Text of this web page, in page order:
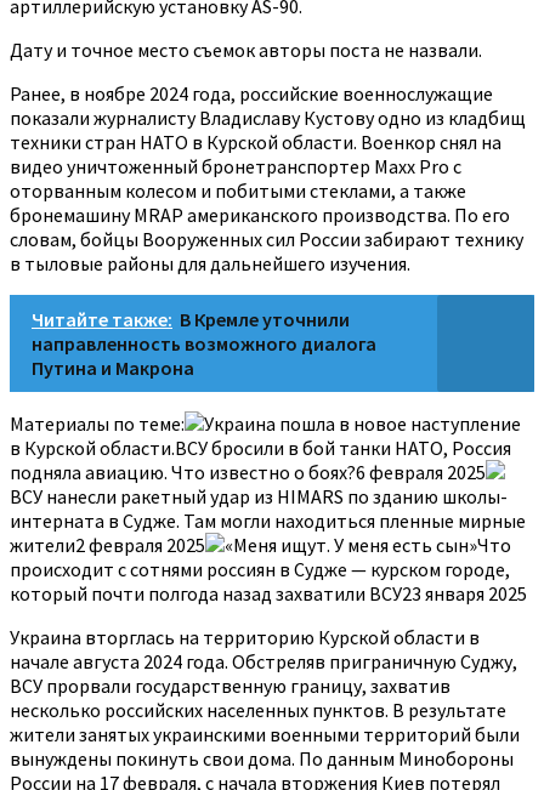
артиллерийскую установку AS-90.
Дату и точное место съемок авторы поста не назвали.
Ранее, в ноябре 2024 года, российские военнослужащие
показали журналисту Владиславу Кустову одно из кладбищ
техники стран НАТО в Курской области. Военкор снял на
видео уничтоженный бронетранспортер Maxx Pro с
оторванным колесом и побитыми стеклами, а также
бронемашину МRAP американского производства. По его
словам, бойцы Вооруженных сил России забирают технику
в тыловые районы для дальнейшего изучения.
Читайте также: В Кремле уточнили
направленность возможного диалога
Путина и Макрона
Материалы по теме:
Украина пошла в новое наступление
в Курской области.ВСУ бросили в бой танки НАТО, Россия
подняла авиацию. Что известно о боях?6 февраля 2025
ВСУ нанесли ракетный удар из HIMARS по зданию школы-
интерната в Судже. Там могли находиться пленные мирные
жители2 февраля 2025
«Меня ищут. У меня есть сын»Что
происходит с сотнями россиян в Судже — курском городе,
который почти полгода назад захватили ВСУ23 января 2025
Украина вторглась на территорию Курской области в
начале августа 2024 года. Обстреляв приграничную Суджу,
ВСУ прорвали государственную границу, захватив
несколько российских населенных пунктов. В результате
жители занятых украинскими военными территорий были
вынуждены покинуть свои дома. По данным Минобороны
России на 17 февраля, с начала вторжения Киев потерял